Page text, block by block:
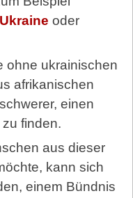
oder
ohne ukrainischen
afrikanischen
einen
finden.
aus dieser
kann sich
einem Bündnis